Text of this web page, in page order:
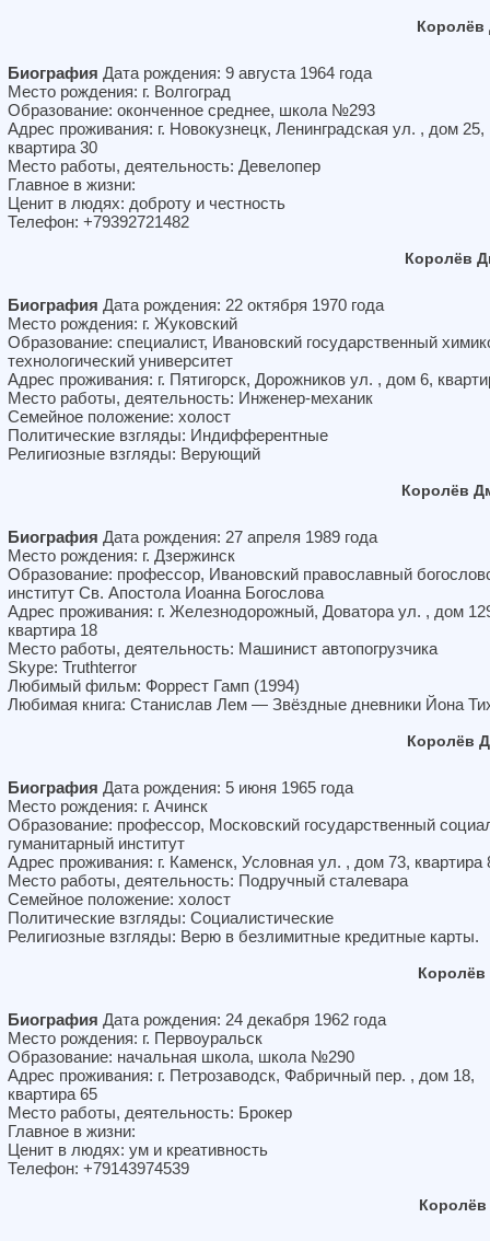
Королёв
Биография Дата рождения: 9 августа 1964 года
Место рождения: г. Волгоград
Образование: оконченное среднее, школа №293
Адрес проживания: г. Новокузнецк, Ленинградская ул. , дом 25,
квартира 30
Место работы, деятельность: Девелопер
Главное в жизни:
Ценит в людях: доброту и честность
Телефон: +79392721482
Королёв
Биография Дата рождения: 22 октября 1970 года
Место рождения: г. Жуковский
Образование: специалист, Ивановский государственный
технологический университет
Адрес проживания: г. Пятигорск, Дорожников ул. , дом 6,
Место работы, деятельность: Инженер-механик
Семейное положение: холост
Политические взгляды: Индифферентные
Религиозные взгляды: Верующий
Королёв
Биография Дата рождения: 27 апреля 1989 года
Место рождения: г. Дзержинск
Образование: профессор, Ивановский православный
институт Св. Апостола Иоанна Богослова
Адрес проживания: г. Железнодорожный, Доватора ул. , дом
квартира 18
Место работы, деятельность: Машинист автопогрузчика
Skype: Truthterror
Любимый фильм: Форрест Гамп (1994)
Любимая книга: Станислав Лем — Звёздные дневники Йона
Королёв
Биография Дата рождения: 5 июня 1965 года
Место рождения: г. Ачинск
Образование: профессор, Московский государственный
гуманитарный институт
Адрес проживания: г. Каменск, Условная ул. , дом 73, квартира
Место работы, деятельность: Подручный сталевара
Семейное положение: холост
Политические взгляды: Социалистические
Религиозные взгляды: Верю в безлимитные кредитные карты.
Королёв
Биография Дата рождения: 24 декабря 1962 года
Место рождения: г. Первоуральск
Образование: начальная школа, школа №290
Адрес проживания: г. Петрозаводск, Фабричный пер. , дом 18,
квартира 65
Место работы, деятельность: Брокер
Главное в жизни:
Ценит в людях: ум и креативность
Телефон: +79143974539
Королёв